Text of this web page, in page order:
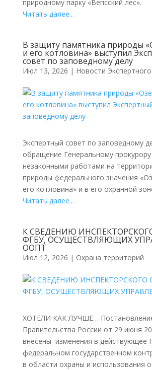
природному парку «Вепсский лес».
Читать далее...
В защиту памятника природы
и его котловина» выступил
совет по заповедному делу
Июл 13, 2026 | Новости
Экспертный совет по заповедному
обращение Генеральному
незаконными работами на
природы федерального значения
его котловина» и в его охранной
Читать далее...
К СВЕДЕНИЮ
ФГБУ, ОСУЩЕСТВЛЯЮЩИХ
ООПТ
Июл 12, 2026 | Охрана территорий
ХОТЕЛИ КАК ЛУЧШЕ…
Правительства России от 29 июня
внесены изменения в действующее
федеральном государственном
в области охраны и использования